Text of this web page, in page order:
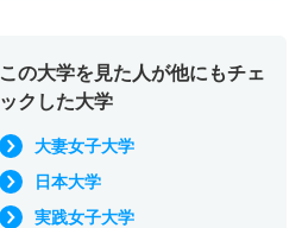
この大学を見た人が他にもチェ
ックした大学
大妻女子大学
日本大学
実践女子大学